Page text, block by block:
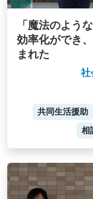
「魔法のよう
効率化ができ
まれた
社
共同生活援助
相